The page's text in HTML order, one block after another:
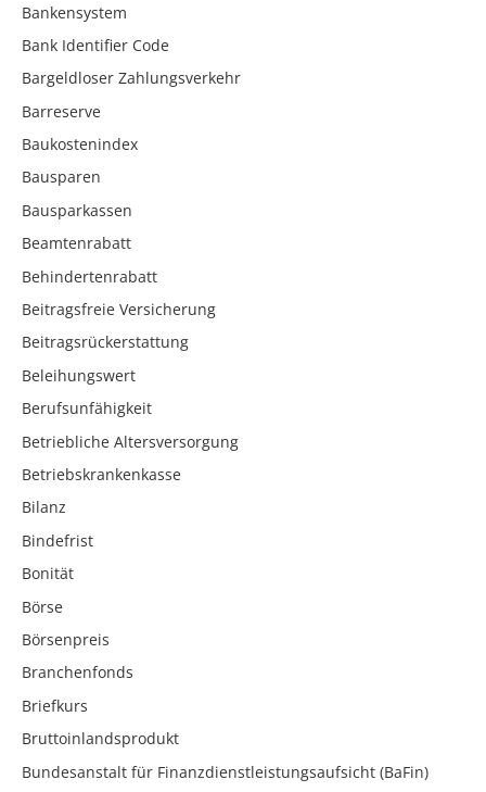
Bankensystem
Bank Identifier Code
Bargeldloser Zahlungsverkehr
Barreserve
Baukostenindex
Bausparen
Bausparkassen
Beamtenrabatt
Behindertenrabatt
Beitragsfreie Versicherung
Beitragsrückerstattung
Beleihungswert
Berufsunfähigkeit
Betriebliche Altersversorgung
Betriebskrankenkasse
Bilanz
Bindefrist
Bonität
Börse
Börsenpreis
Branchenfonds
Briefkurs
Bruttoinlandsprodukt
Bundesanstalt für Finanzdienstleistungsaufsicht (BaFin)